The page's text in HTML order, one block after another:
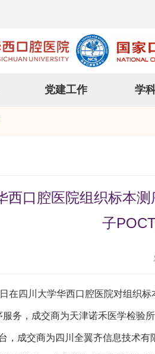
党建工作 学
西口腔医院组织标本
子
日在四川大学华西口腔医院对组织标
服务 ，成交商为天津诺禾医学检验
，成交商为四川全翼齐信息技术有